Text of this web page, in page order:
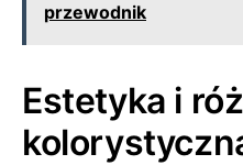
przewodnik
Estetyka i